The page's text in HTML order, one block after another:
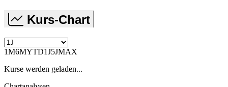
Kurs-Chart
1M6MYTD1J5JMAX
Kurse werden geladen...